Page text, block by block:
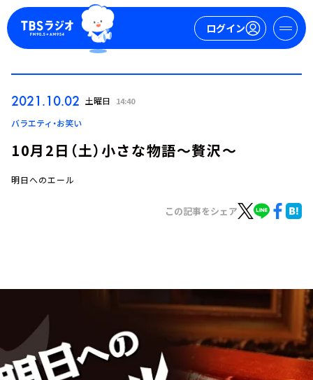
ログイン
ログイン
トピックス
お知らせ
イベント・グッズ
YouTube
会社情報
2021.10.02 土曜日 14:40
バラエティ・お笑い
10月2日（土）小さな物語～贅沢～
明日へのエール
この記事をシェア